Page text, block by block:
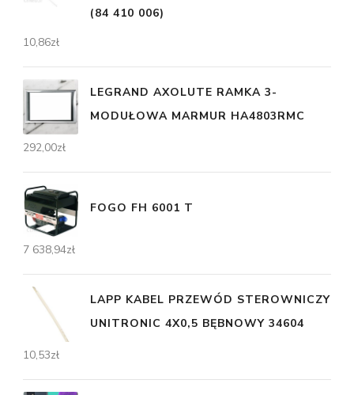
(84 410 006)
10,86zł
LEGRAND AXOLUTE RAMKA 3-
MODUŁOWA MARMUR HA4803RMC
292,00zł
FOGO FH 6001 T
7 638,94zł
LAPP KABEL PRZEWÓD STEROWNICZY
UNITRONIC 4X0,5 BĘBNOWY 34604
10,53zł